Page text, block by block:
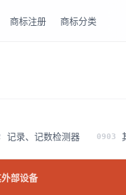
商标注册 商标分类
记录、记数检测器 0903
部设备